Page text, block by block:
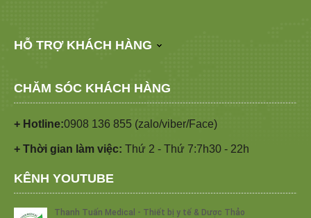
HỖ TRỢ KHÁCH HÀNG
CHĂM SÓC KHÁCH HÀNG
+ Hotline:0908 136 855 (zalo/viber/Face)
+ Thời gian làm việc: Thứ 2 - Thứ 7:7h30 - 22h
KÊNH YOUTUBE